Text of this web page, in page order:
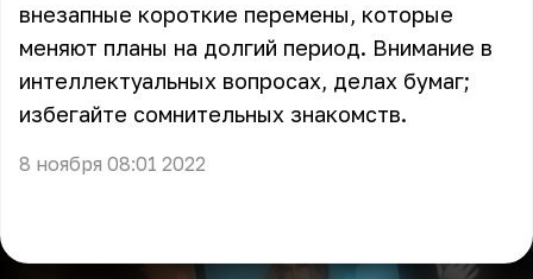
внезапные короткие перемены, которые
меняют планы на долгий период. Внимание в
интеллектуальных вопросах, делах бумаг;
избегайте сомнительных знакомств.
8 ноября 08:01 2022